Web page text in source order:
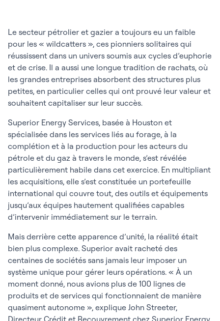
Le secteur pétrolier et gazier a toujours eu un faible
pour les « wildcatters », ces pionniers solitaires qui
réussissent dans un univers soumis aux cycles d’euphorie
et de crise. Il a aussi une longue tradition de rachats, où
les grandes entreprises absorbent des structures plus
petites, en particulier celles qui ont prouvé leur valeur et
souhaitent capitaliser sur leur succès.
Superior Energy Services, basée à Houston et
spécialisée dans les services liés au forage, à la
complétion et à la production pour les acteurs du
pétrole et du gaz à travers le monde, s’est révélée
particulièrement habile dans cet exercice. En multipliant
les acquisitions, elle s’est constituée un portefeuille
international qui couvre tout, des outils et équipements
jusqu’aux équipes hautement qualifiées capables
d’intervenir immédiatement sur le terrain.
Mais derrière cette apparence d’unité, la réalité était
bien plus complexe. Superior avait racheté des
centaines de sociétés sans jamais leur imposer un
système unique pour gérer leurs opérations. « À un
moment donné, nous avions plus de 100 lignes de
produits et de services qui fonctionnaient de manière
quasiment autonome », explique John Streeter,
Directeur Crédit et Recouvrement chez Superior Energy